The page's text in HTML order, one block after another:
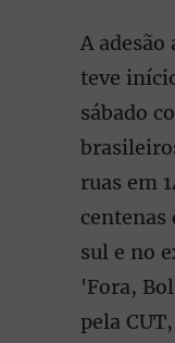
A adesão
teve
sábado
ruas em
centenas
sul e no
'Fora,
pela